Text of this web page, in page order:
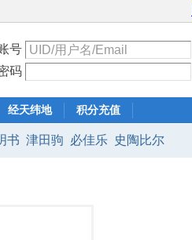
号
码
经天纬地 积分充值
书 津田驹 必佳乐 史陶比尔